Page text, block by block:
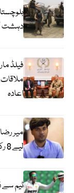
دہشت
فیلڈ
اعادہ
میر
لیے 8 رکنی میڈیکل بورڈ تشکیل دے دیا گیا
ٹیم سے